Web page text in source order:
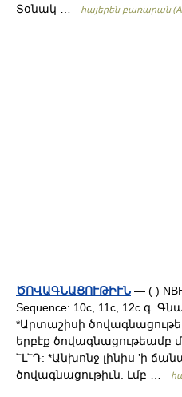
Տօնակ …
հայերեն բառարան
ԾՈՎԱԳՆԱՑՈՒԹԻՒՆ — ( )
Sequence: 10c, 11c, 12c գ.
*Արտաշիսի
երբէք ծովագնացութեամբ
՟Լ՟Դ: *Անխոնջ լինիս ʼի
ծովագնացութիւն. Լմբ …